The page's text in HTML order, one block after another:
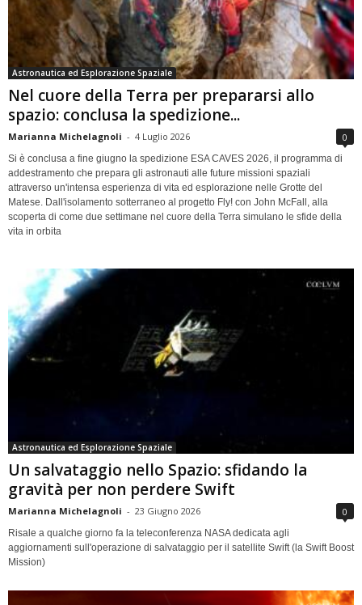
Astronautica ed Esplorazione Spaziale
Nel cuore della Terra per prepararsi allo
spazio: conclusa la spedizione...
Marianna Michelagnoli - 4 Luglio 2026 0
Si è conclusa a fine giugno la spedizione ESA CAVES 2026, il programma di
addestramento che prepara gli astronauti alle future missioni spaziali
attraverso un'intensa esperienza di vita ed esplorazione nelle Grotte del
Matese. Dall'isolamento sotterraneo al progetto Fly! con John McFall, alla
scoperta di come due settimane nel cuore della Terra simulano le sfide della
vita in orbita
Astronautica ed Esplorazione Spaziale
Un salvataggio nello Spazio: sfidando la
gravità per non perdere Swift
Marianna Michelagnoli - 23 Giugno 2026 0
Risale a qualche giorno fa la teleconferenza NASA dedicata agli
aggiornamenti sull'operazione di salvataggio per il satellite Swift (la Swift Boost
Mission)